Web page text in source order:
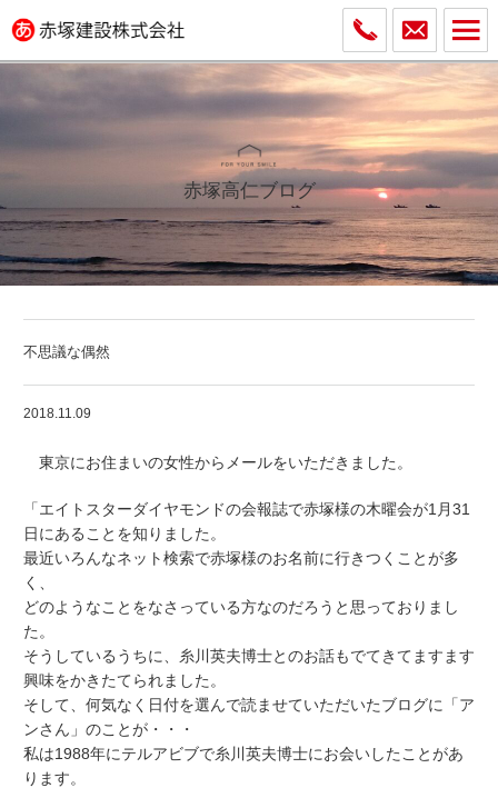
赤塚高仁ブログ
不思議な偶然
2018.11.09
東京にお住まいの女性からメールをいただきました。
「エイトスターダイヤモンドの会報誌で赤塚様の木曜会が1月31
日にあることを知りました。
最近いろんなネット検索で赤塚様のお名前に行きつくことが多
く、
どのようなことをなさっている方なのだろうと思っておりまし
た。
そうしているうちに、糸川英夫博士とのお話もでてきてますます
興味をかきたてられました。
そして、何気なく日付を選んで読ませていただいたブログに「ア
ンさん」のことが・・・
私は1988年にテルアビブで糸川英夫博士にお会いしたことがあ
ります。